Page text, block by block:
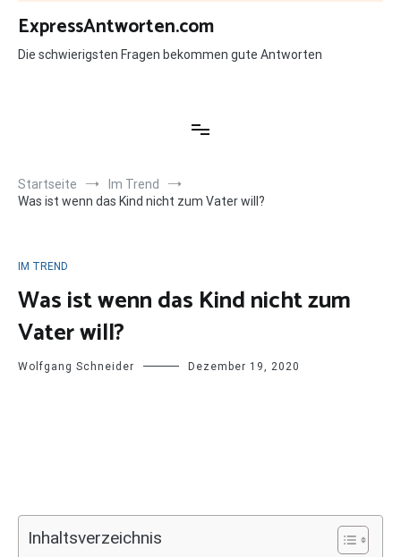
Zum
Inhalt
springen
ExpressAntworten.com
Die schwierigsten Fragen bekommen gute Antworten
Startseite
Im Trend
Was ist wenn das Kind nicht zum Vater will?
IM TREND
Was ist wenn das Kind nicht zum
Vater will?
Wolfgang Schneider Dezember 19, 2020
Inhaltsverzeichnis